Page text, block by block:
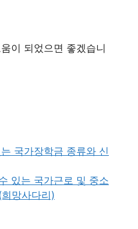
이 되었으면 좋겠습니
국가장학금 종류와 신
있는 국가근로 및 중소
망사다리)